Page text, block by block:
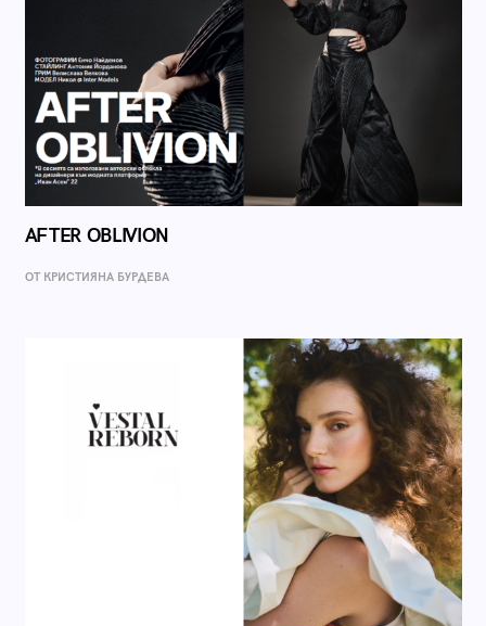
AFTER OBLIVION
ОТ КРИСТИЯНА БУРДЕВА